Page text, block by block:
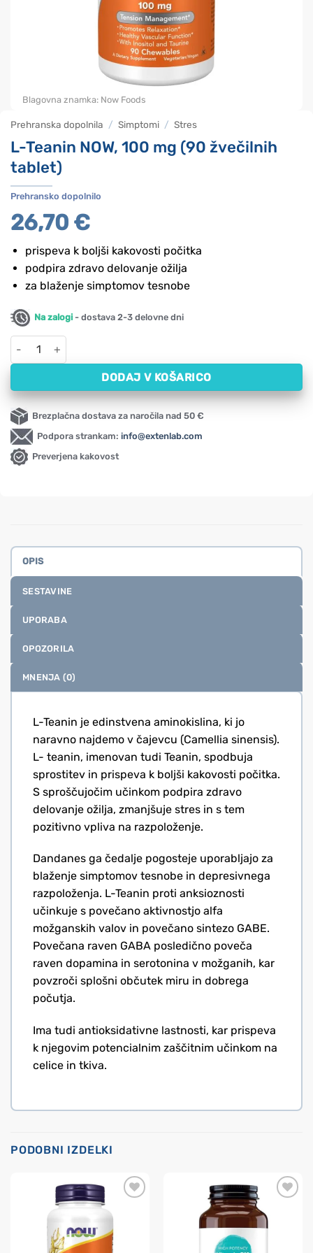
Prehranska dopolnila / Simptomi / Stres
L-Teanin NOW, 100 mg (90 žvečilnih
tablet)
Prehransko dopolnilo
26,70 €
prispeva k boljši kakovosti počitka
podpira zdravo delovanje ožilja
za blaženje simptomov tesnobe
Na zalogi - dostava 2-3 delovne dni
L-Teanin NOW, 100 mg (90 žvečilnih tablet) količina
DODAJ V KOŠARICO
Brezplačna dostava za naročila nad 50 €
Podpora strankam: info@extenlab.com
Preverjena kakovost
Blagovna znamka: Now Foods
OPIS
SESTAVINE
UPORABA
OPOZORILA
MNENJA (0)
L-Teanin je edinstvena aminokislina, ki jo
naravno najdemo v čajevcu (Camellia sinensis).
L- teanin, imenovan tudi Teanin, spodbuja
sprostitev in prispeva k boljši kakovosti počitka.
S sproščujočim učinkom podpira zdravo
delovanje ožilja, zmanjšuje stres in s tem
pozitivno vpliva na razpoloženje.
Dandanes ga čedalje pogosteje uporabljajo za
blaženje simptomov tesnobe in depresivnega
razpoloženja. L-Teanin proti anksioznosti
učinkuje s povečano aktivnostjo alfa
možganskih valov in povečano sintezo GABE.
Povečana raven GABA posledično poveča
raven dopamina in serotonina v možganih, kar
povzroči splošni občutek miru in dobrega
počutja.
Ima tudi antioksidativne lastnosti, kar prispeva
k njegovim potencialnim zaščitnim učinkom na
celice in tkiva.
PODOBNI IZDELKI